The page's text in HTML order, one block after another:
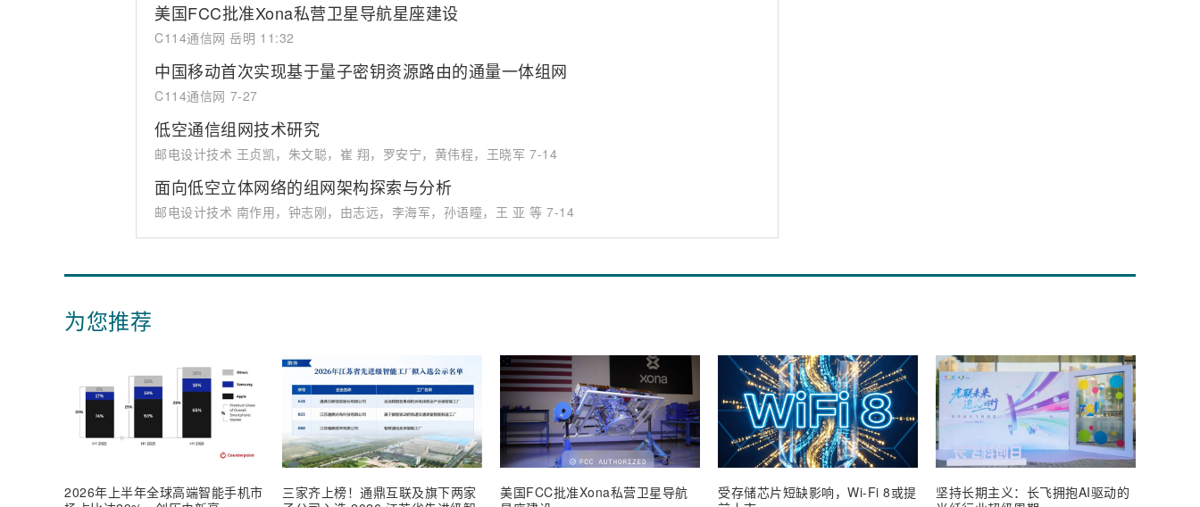
美国FCC批准Xona私营卫星导航星座建设
C114通信网 岳明 11:32
中国移动首次实现基于量子密钥资源路由的通量一体组网
C114通信网 7-27
低空通信组网技术研究
邮电设计技术 王贞凯，朱文聪，崔 翔，罗安宁，黄伟程，王晓军 7-14
面向低空立体网络的组网架构探索与分析
邮电设计技术 南作用，钟志刚，由志远，李海军，孙语瞳，王 亚 等 7-14
为您推荐
2026年上半年全球高端智能手机市
三家齐上榜！通鼎互联及旗下两家
美国FCC批准Xona私营卫星导航
受存储芯片短缺影响，Wi-Fi 8或提
坚持长期主义：长飞拥抱AI驱动的